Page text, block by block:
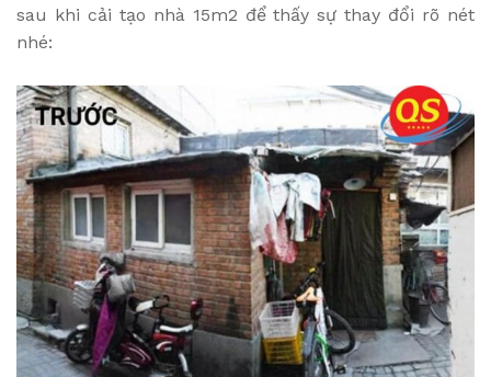
sau khi cải tạo nhà 15m2 để thấy sự thay đổi rõ nét
nhé: